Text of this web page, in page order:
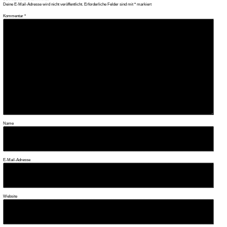
Deine E-Mail-Adresse wird nicht veröffentlicht. Erforderliche Felder sind mit* markiert
Kommentar*
Name
E-Mail-Adresse
Website